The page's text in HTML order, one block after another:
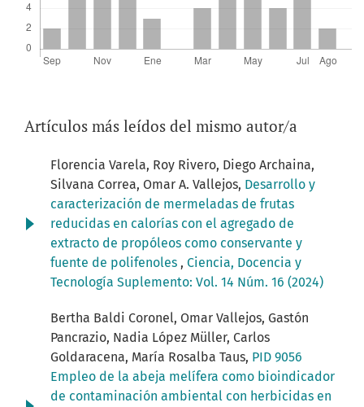
Artículos más leídos del mismo autor/a
Florencia Varela, Roy Rivero, Diego Archaina,
Silvana Correa, Omar A. Vallejos, Desarrollo y
caracterización de mermeladas de frutas
reducidas en calorías con el agregado de
extracto de propóleos como conservante y
fuente de polifenoles , Ciencia, Docencia y
Tecnología Suplemento: Vol. 14 Núm. 16 (2024)
Bertha Baldi Coronel, Omar Vallejos, Gastón
Pancrazio, Nadia López Müller, Carlos
Goldaracena, María Rosalba Taus, PID 9056
Empleo de la abeja melífera como bioindicador
de contaminación ambiental con herbicidas en